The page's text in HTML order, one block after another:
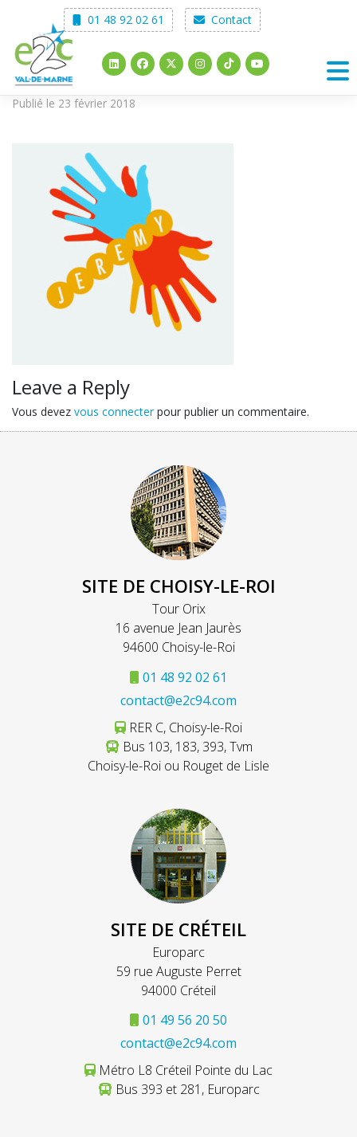
content
01 48 92 02 61 Contact
Publié le 23 février 2018
Leave a Reply
Vous devez vous connecter pour publier un commentaire.
SITE DE CHOISY-LE-ROI
Tour Orix
16 avenue Jean Jaurès
94600 Choisy-le-Roi
01 48 92 02 61
contact@e2c94.com
RER C, Choisy-le-Roi
Bus 103, 183, 393, Tvm
Choisy-le-Roi ou Rouget de Lisle
SITE DE CRÉTEIL
Europarc
59 rue Auguste Perret
94000 Créteil
01 49 56 20 50
contact@e2c94.com
Métro L8 Créteil Pointe du Lac
Bus 393 et 281, Europarc